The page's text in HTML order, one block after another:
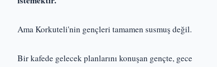
Ama Korkuteli'nin gençleri tamamen susmuş değil.
Bir kafede gelecek planlarını konuşan gençte, gece